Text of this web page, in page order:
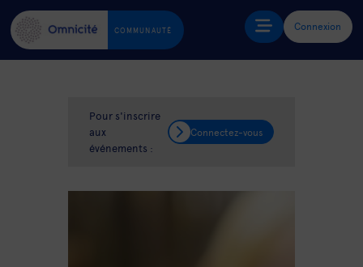
COMMUNAUTÉ Connexion
Pour s'inscrire
aux
événements :
Connectez-vous